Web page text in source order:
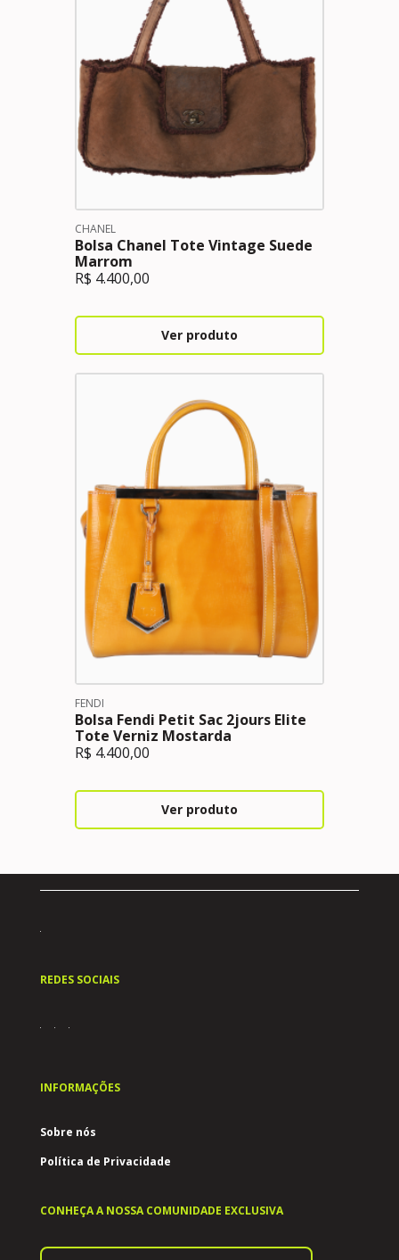
CHANEL
Bolsa Chanel Tote Vintage Suede
Marrom
R$ 4.400,00
Ver produto
FENDI
Bolsa Fendi Petit Sac 2jours Elite
Tote Verniz Mostarda
R$ 4.400,00
Ver produto
INFORMAÇÕES
Política de Privacidade